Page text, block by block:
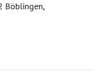
Böblingen,